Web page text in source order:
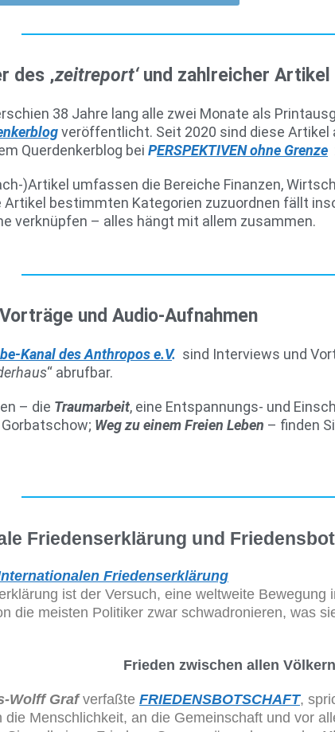
des ‚zeitreport‘ und zahlreicher Artikel
38 Jahre lang alle zwei Monate als
veröffentlicht. Seit 2020 sind diese Artikel
Querdenkerblog bei PERSPEKTIVEN ohne Grenze
)Artikel umfassen die Bereiche Finanzen,
Artikel bestimmten Kategorien zuzuordnen fällt
verknüpfen – alles hängt mit allem zusammen.
und Audio-Aufnahmen
Kanal des Anthropos e.V. sind Interviews und
“ abrufbar.
– die Traumarbeit, eine Entspannungs- und
Weg zu einem Freien Leben – finden
Friedenserklärung und
Friedenserklärung
ist der Versuch, eine weltweite
die meisten Politiker zwar schwadronieren, was
Frieden zwischen allen
Wolff Grafverfaßte FRIEDENSBOTSCHAFT,
die Menschlichkeit, an die Gemeinschaft und vor